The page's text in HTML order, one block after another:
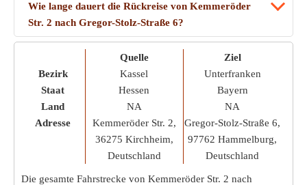
Wie lange dauert die Rückreise von Kemmeröder
Str. 2 nach Gregor-Stolz-Straße 6?
Bezirk
Staat
Land
Adresse
Quelle
Kassel
Hessen
NA
Kemmeröder Str. 2,
36275 Kirchheim,
Deutschland
Ziel
Unterfranken
Bayern
NA
Gregor-Stolz-Straße 6,
97762 Hammelburg,
Deutschland
Die gesamte Fahrstrecke von Kemmeröder Str. 2 nach